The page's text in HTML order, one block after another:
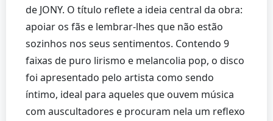
de JONY. O título reflete a ideia central da obra:
apoiar os fãs e lembrar-lhes que não estão
sozinhos nos seus sentimentos. Contendo 9
faixas de puro lirismo e melancolia pop, o disco
foi apresentado pelo artista como sendo
íntimo, ideal para aqueles que ouvem música
com auscultadores e procuram nela um reflexo